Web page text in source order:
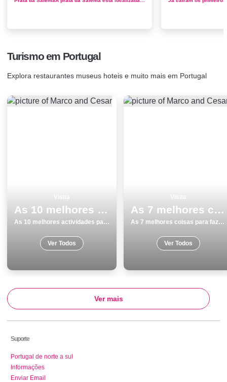
Turismo em Portugal
Explora restaurantes museus hoteis e muito mais em Portugal
As 10 melhores actividades para fazer e visitar em Coimbra
As 10 melhores actividades para fazer e visitar em Coimbra
Ver Todos
As 7 melhores coisas para fazer e visitar em Vila do Bispo
As 7 melhores coisas para fazer e visitar em Vila do Bispo
Ver Todos
Ver mais
Suporte
Portugal de norte a sul
Informações
Enviar Email